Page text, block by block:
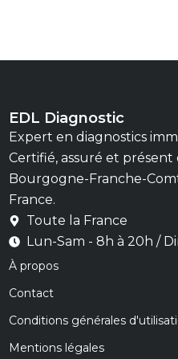
EDL Diagnostic
Expert en diagnostics
Certifié, assuré et
Bourgogne-Franche-
France.
Toute la France
Lun-Sam - 8h à 20h /
À propos
Contact
Conditions générales
Mentions légales